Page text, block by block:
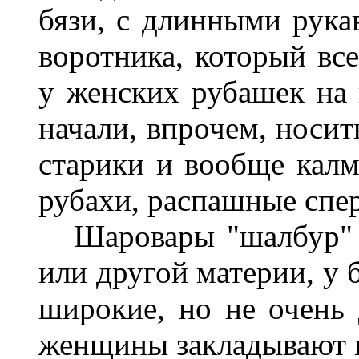
бязи, с длинными
воротника, который
у женских рубашек
начали, впрочем,
старики и вообще
рубахи, распашные
Шаровары "шалбур"
или другой материи, у
широкие, но не
женщины закладывают